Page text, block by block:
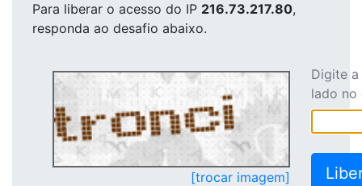
Para liberar o acesso do IP 216.73.217.80,
responda ao desafio abaixo.
[trocar imagem]
Digite
lado no